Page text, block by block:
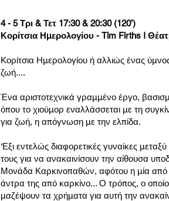
4 - 5 Τρι & Τετ 17:30 & 20:30 (120’)
Κορίτσια Ημερολογίου - Tim Firths I
Κορίτσια Ημερολογίου ή αλλιώς ένας
ζωή....
Ένα αριστοτεχνικά γραμμένο έργο,
όπου το χιούμορ εναλλάσσεται με τη
για ζωή, η απόγνωση με την ελπίδα.
‘Εξι εντελώς διαφορετικές γυναίκες
τους για να ανακαινίσουν την αίθουσα
Μονάδα Καρκινοπαθών, αφότου η μία από
άντρα της από καρκίνο... Ο τρόπος, ο
μαζέψουν τα χρήματα για αυτή την